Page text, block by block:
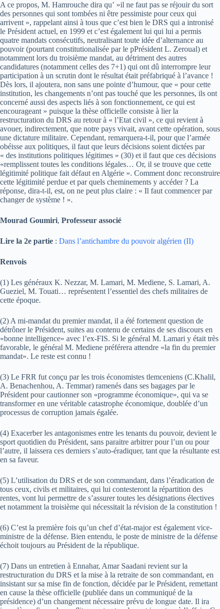
A ce propos, M. Hamrouche dira qu’ »il ne faut pas se réjouir du sort
des personnes qui sont tombées ni être pessimiste pour ceux qui
arrivent », rappelant ainsi à tous que c’est bien le DRS qui a intronisé
le Président actuel, en 1999 et c’est également lui qui lui a permis
quatre mandats consécutifs, neutralisant toute idée d’alternance au
pouvoir (pourtant constitutionalisée par le pPrésident L. Zeroual) et
notamment lors du troisième mandat, au détriment des autres
candidatures (notamment celles des 7+1) qui ont dû interrompre leur
participation à un scrutin dont le résultat était préfabriqué à l’avance !
Dès lors, il ajoutera, non sans une pointe d’humour, que « pour cette
institution, les changements n’ont pas touché que les personnes, ils ont
concerné aussi des aspects liés à son fonctionnement, ce qui est
encourageant » puisque la thèse officielle consiste à lier la
restructuration du DRS au retour à « l’Etat civil », ce qui revient à
avouer, indirectement, que notre pays vivait, avant cette opération, sous
une dictature militaire. Cependant, remarquera-t-il, pour que l’armée
obéisse aux politiques, il faut que leurs décisions soient dictées par
« des institutions politiques légitimes » (30) et il faut que ces décisions
«remplissent toutes les conditions légales… Or, il se trouve que cette
légitimité politique fait défaut en Algérie ». Comment donc reconstruire
cette légitimité perdue et par quels cheminements y accéder ? La
réponse, dira-t-il, est, on ne peut plus claire : « Il faut commencer par
changer de système ! ».
Mourad Goumiri, Professeur associé
Lire la 2e partie : Dans l’antichambre du pouvoir algérien (II)
Renvois
(1) Les généraux K. Nezzar, M. Lamari, M. Mediene, S. Lamari, A.
Gueziel, M. Touati… représentent l’essentiel des chefs militaires de
cette époque.
(2) A mi-mandat du premier mandat, il a été fortement question de
détrôner le Président, suites au contenu de certains de ses discours en
«bonne intelligence» avec l’ex-FIS. Si le général M. Lamari y était très
favorable, le général M. Mediene préférera attendre «la fin du premier
mandat». Le reste est connu !
(3) Le FRR fut conçu par les trois économistes tlemceniens (C.Khalil,
A. Benachenhou, A. Temmar) ramenés dans ses bagages par le
Président pour cautionner son «programme économique», qui va se
transformer en une véritable catastrophe économique, doublée d’un
processus de corruption jamais égalée.
(4) Exacerber les antagonismes entre les tenants du pouvoir, devient le
sport quotidien du Président, sans paraitre arbitrer pour l’un ou pour
l’autre, il laissera ces derniers s’auto-éradiquer, tant que la résultante est
en sa faveur.
(5) L’utilisation du DRS et de son commandant, dans l’éradication de
tous ceux, civils et militaires, qui lui contesteront la répartition des
rentes, vont lui permettre de s’assurer toutes les désignations électives
et notamment la troisième qui nécessitait la révision de la constitution !
(6) C’est la première fois qu’un chef d’état-major est également vice-
ministre de la défense. Bien entendu, le poste de ministre de la défense
échoit toujours au Président de la république.
(7) Dans un entretien à Ennahar, Amar Saadani revient sur la
restructuration du DRS et la mise à la retraite de son commandant, en
insistant sur sa mise fin de fonction, décidée par le Président, remettant
en cause la thèse officielle (publiée dans un communiqué de la
présidence) d’un changement nécessaire prévu de longue date. Il ira